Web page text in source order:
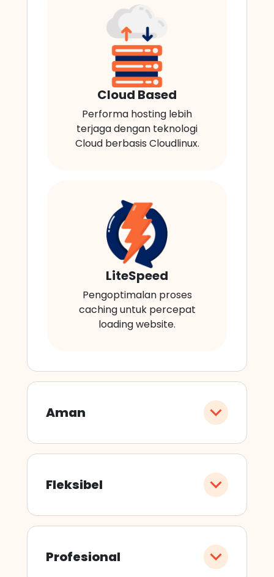
Cloud Based
Performa hosting lebih
terjaga dengan teknologi
Cloud berbasis Cloudlinux.
LiteSpeed
Pengoptimalan proses
caching untuk percepat
loading website.
Aman
Fleksibel
Profesional